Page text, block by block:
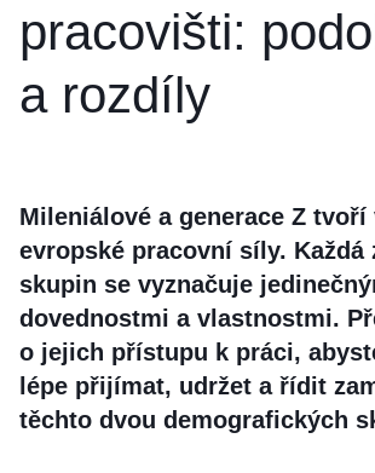
pracovišti:
a rozdíly
Mileniálové a generace Z
evropské pracovní síly. Každá
skupin se vyznačuje
dovednostmi a vlastnostmi.
o jejich přístupu k práci,
lépe přijímat, udržet a řídit
těchto dvou demografických